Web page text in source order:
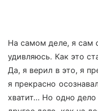
На самом деле, я сам
удивляюсь. Как это
Да, я верил в это, я
я прекрасно
хватит… Но одно